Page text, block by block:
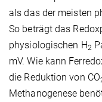
als das der meisten
So beträgt das
physiologischen H2
mV. Wie kann
die Reduktion von CO
Methanogenese